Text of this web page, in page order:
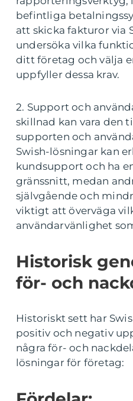
befintliga
att skicka fakturor via
undersöka vilka
ditt företag och välja
uppfyller dessa krav.
2. Support och
skillnad kan vara den
supporten och
Swish-lösningar kan
kundsupport och ha
gränssnitt, medan
självgående och
viktigt att överväga
användarvänlighet
Historisk
för- och
Historiskt sett har
positiv och negativ
några för- och
lösningar för företag: